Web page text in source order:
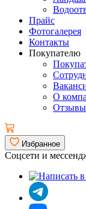
Прайс
Фотогалерея
Контакты
Покупателю
О
Отзывы
Избранное
Соцсети и